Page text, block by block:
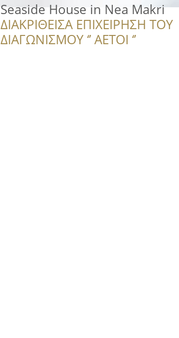
Seaside House in Nea Makri
ΔΙΑΚΡΙΘΕΙΣΑ ΕΠΙΧΕΙΡΗΣΗ ΤΟΥ
ΔΙΑΓΩΝΙΣΜΟΥ ‘’ ΑΕΤΟΙ ‘’